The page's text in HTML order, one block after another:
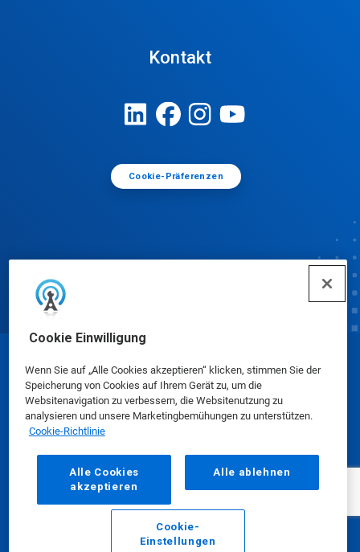
Cookie Einwilligung
Wenn Sie auf „Alle Cookies akzeptieren“ klicken, stimmen Sie der
Speicherung von Cookies auf Ihrem Gerät zu, um die
Websitenavigation zu verbessern, die Websitenutzung zu
analysieren und unsere Marketingbemühungen zu unterstützen.
Cookie-Richtlinie
Alle Cookies
akzeptieren
Alle ablehnen
Cookie-
Einstellungen
Kontakt
Cookie-Präferenzen
© Ecolab Inc. 2025
Sicherheitsdatenblätter|Datenschutzrichtlinie